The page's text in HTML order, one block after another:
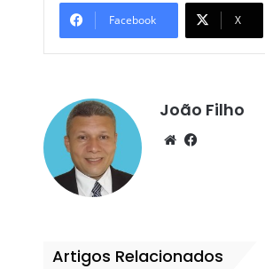
Facebook X
João Filho
We
Artigos Relacionados